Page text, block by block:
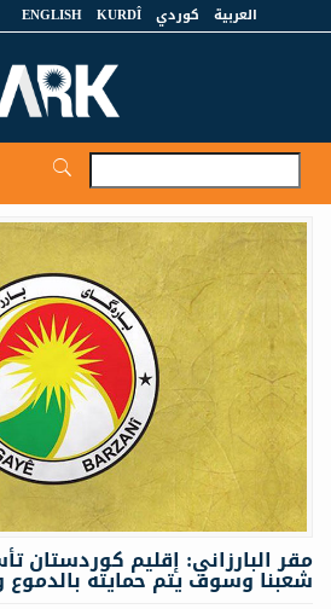
العربية كوردي KURDÎ
ENGLISH
مقر البارزاني: إقليم كوردستان
شعبنا وسوف يتم حمايته بالدموع